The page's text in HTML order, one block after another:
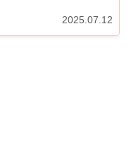
2025.07.12